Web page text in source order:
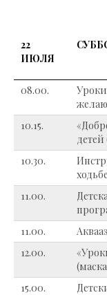
22
ИЮЛЯ
08.00.
10.15.
детей
10.30.
ходьбе
11.00.
11.00.
12.00.
15.00.